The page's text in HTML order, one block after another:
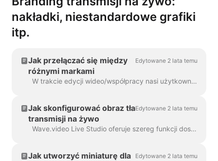
nakładki, niestandardowe grafiki
itp.
Jak przełączać się między
różnymi markami
Edytowane 2 lata temu
W trakcie edycji wideo/współpracy nasi użytkownicy często korzystali z funkcji brandingu. Branding obejmuje unikalne czcionki, niestandardowe pola, ...
Jak skonfigurować obraz tła
transmisji na żywo
Edytowane 2 lata temu
Wave.video Live Studio oferuje szereg funkcji dostosowywania wizualnego. Można na przykład ustawić obraz tła, aby strumień był bardziej atrakcyjny ...
Jak utworzyć miniaturę dla
Edytowane 2 lata temu